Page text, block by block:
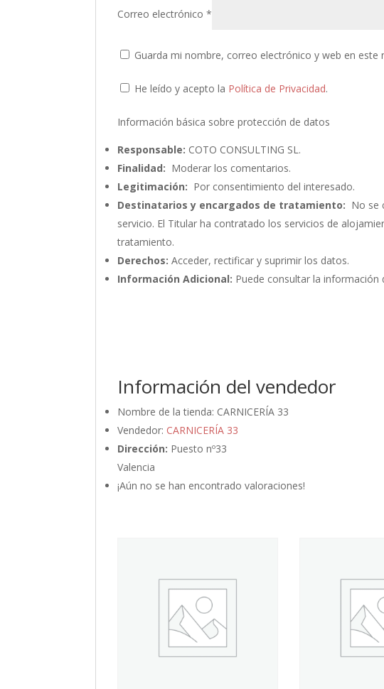
Correo electrónico*
Guarda mi nombre, correo electrónico y web en
He leído y acepto la Política de Privacidad.
Información básica sobre protección de datos
Responsable: COTO CONSULTING SL.
Finalidad: Moderar los comentarios.
Legitimación: Por consentimiento del interesado.
Destinatarios y encargados de tratamiento: No se
servicio. El Titular ha contratado los servicios de
tratamiento.
Derechos: Acceder, rectificar y suprimir los datos.
Información Adicional: Puede consultar la información
Información del vendedor
Nombre de la tienda: CARNICERÍA 33
Vendedor: CARNICERÍA 33
Dirección: Puesto nº33
Valencia
¡Aún no se han encontrado valoraciones!